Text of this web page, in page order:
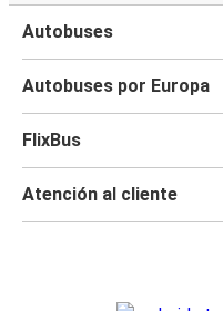
Autobuses
Autobuses por Europa
FlixBus
Atención al cliente